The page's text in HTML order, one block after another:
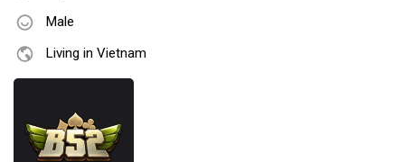
Male
Living in Vietnam